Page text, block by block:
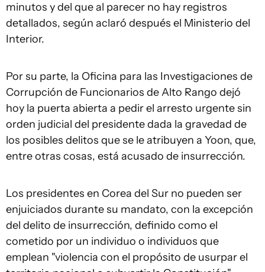
minutos y del que al parecer no hay registros
detallados, según aclaró después el Ministerio del
Interior.
Por su parte, la Oficina para las Investigaciones de
Corrupción de Funcionarios de Alto Rango dejó
hoy la puerta abierta a pedir el arresto urgente sin
orden judicial del presidente dada la gravedad de
los posibles delitos que se le atribuyen a Yoon, que,
entre otras cosas, está acusado de insurrección.
Los presidentes en Corea del Sur no pueden ser
enjuiciados durante su mandato, con la excepción
del delito de insurrección, definido como el
cometido por un individuo o individuos que
emplean "violencia con el propósito de usurpar el